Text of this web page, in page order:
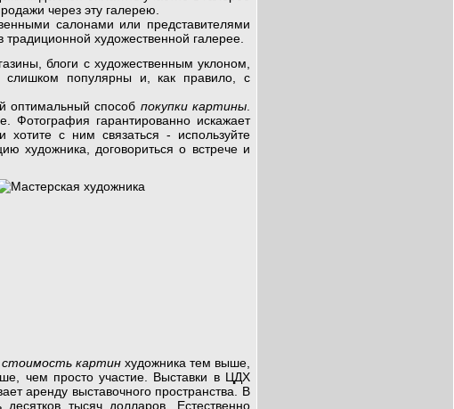
через эту галерею.
салонами или представителями
художественной галерее.
блоги с художественным уклоном,
популярны и, как правило, с
способ покупки картины
Фотография гарантированно искажает
с ним связаться - используйте
художника, договориться о встрече и
стоимость картин художника тем выше,
чем просто участие. Выставки в ЦДХ
аренду выставочного пространства. В
тысяч долларов. Естественно